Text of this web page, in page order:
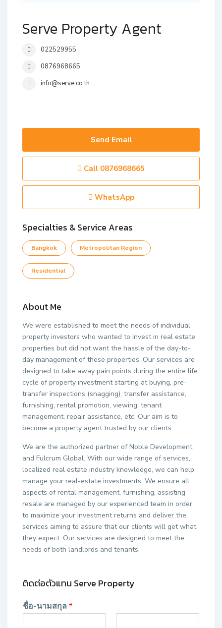
Serve Property Agent
022529955
0876968665
info@serve.co.th
Send Email
Call 0876968665
WhatsApp
Specialties & Service Areas
Bangkok Metropolitan Region
Residential
About Me
We were established to meet the needs of individual
property investors who wanted to invest in real estate
properties but did not want the hassle of the day-to-
day management of these properties. Our services are
designed to take away pain points during the entire life
cycle of property investment starting at buying, pre-
transfer inspections (snagging), transfer assistance,
furnishing, rental promotion, viewing, tenant
management, repair assistance, etc. Our aim is to
become a property agent trusted by our clients.
We are the authorized partner of Noble Development
and Fulcrum Global. With our wide range of services,
localized real estate industry knowledge, we can help
manage your real-estate investments. We ensure all
aspects of rental management, furnishing, assisting
resale are managed by our experienced team in order
to maximize your investment returns and deliver the
services aiming to assure that our clients will get what
they expect. Our services are designed to meet the
needs of both landlords and tenants.
ติดต่อตัวแทน Serve Property
ชื่อ-นามสกุล *